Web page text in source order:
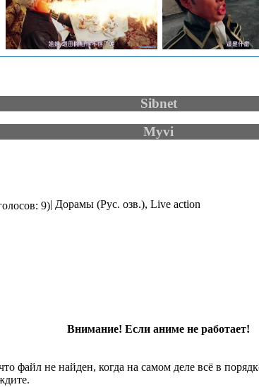
Sibnet
Myvi
9)| Дорамы (Рус. озв.), Live action
Внимание! Если аниме не работает!
файл не найден, когда на самом деле всё в